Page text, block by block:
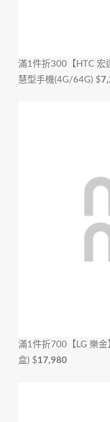
滿1件折300 【HTC
慧型手機(4G/64G) $
滿1件折700 【LG 樂
盒) $17,980